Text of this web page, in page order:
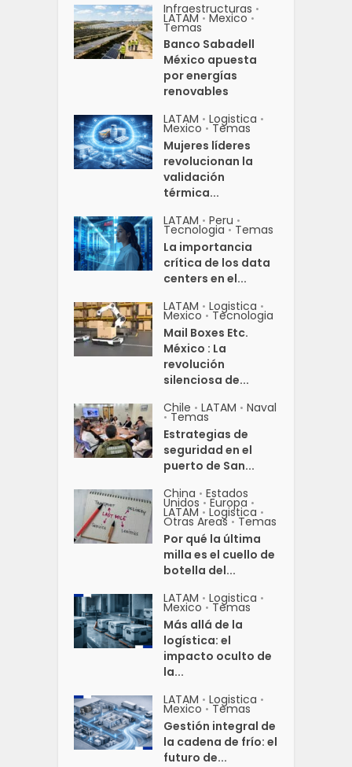
Infraestructuras •
LATAM • Mexico •
Temas
Banco Sabadell
México apuesta
por energías
renovables
LATAM • Logistica •
Mexico • Temas
Mujeres líderes
revolucionan la
validación
térmica...
LATAM • Peru •
Tecnologia • Temas
La importancia
crítica de los data
centers en el...
LATAM • Logistica •
Mexico • Tecnologia
Mail Boxes Etc.
México : La
revolución
silenciosa de...
Chile • LATAM • Naval
• Temas
Estrategias de
seguridad en el
puerto de San...
China • Estados
Unidos • Europa •
LATAM • Logistica •
Otras Areas • Temas
Por qué la última
milla es el cuello de
botella del...
LATAM • Logistica •
Mexico • Temas
Más allá de la
logística: el
impacto oculto de
la...
LATAM • Logistica •
Mexico • Temas
Gestión integral de
la cadena de frío: el
futuro de...